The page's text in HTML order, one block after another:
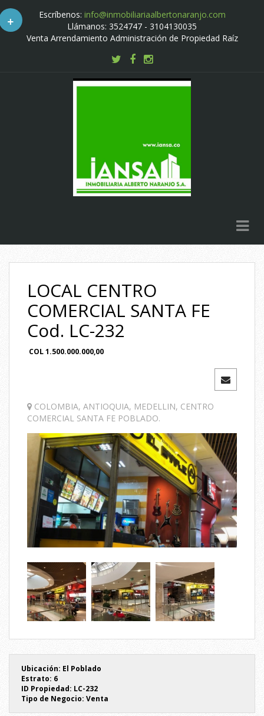
Escríbenos: info@inmobiliariaalbertonaranjo.com
Llámanos: 3524747 - 3104130035
Venta Arrendamiento Administración de Propiedad Raíz
LOCAL CENTRO
COMERCIAL SANTA FE
Cod. LC-232
COL1.500.000.000,00
COLOMBIA, ANTIOQUIA, MEDELLIN, CENTRO
COMERCIAL SANTA FE POBLADO.
Ubicación: El Poblado
Estrato: 6
ID Propiedad: LC-232
Tipo de Negocio: Venta
+